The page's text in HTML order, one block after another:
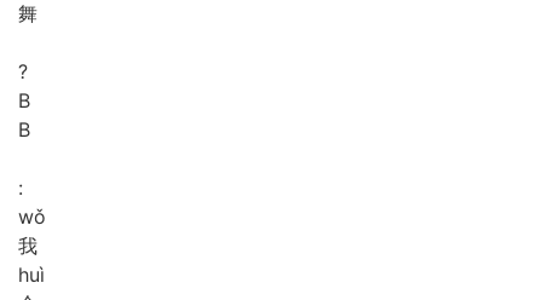
舞
?
B
B
:
wǒ
我
huì